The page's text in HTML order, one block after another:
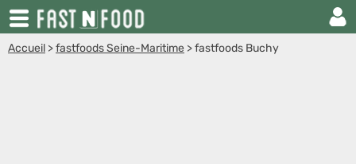
Accueil >fastfoods Seine-Maritime >fastfoods Buchy